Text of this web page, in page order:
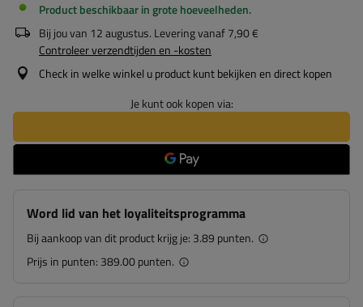
Product beschikbaar in grote hoeveelheden
Bij jou van 12 augustus. Levering vanaf7,90 €
Controleer verzendtijden en -kosten
Check in welke winkel u product kunt bekijken en direct kopen
Je kunt ook kopen via:
Word lid van het loyaliteitsprogramma
Bij aankoop van dit product krijg je: 3.89 punten.
Prijs in punten: 389.00 punten.